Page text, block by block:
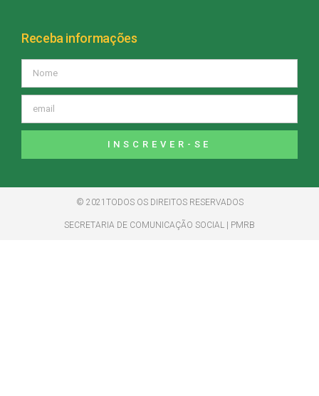
Receba informações
INSCREVER-SE
© 2021TODOS OS DIREITOS RESERVADOS
SECRETARIA DE COMUNICAÇÃO SOCIAL | PMRB